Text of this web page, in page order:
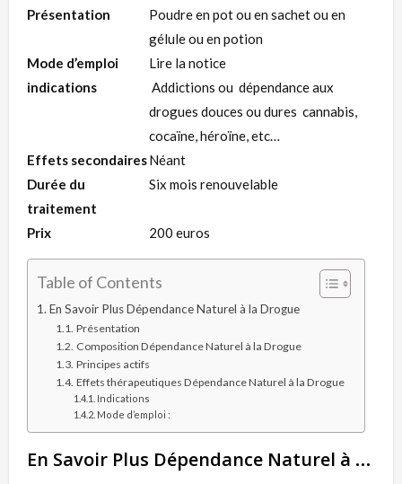
Présentation
Poudre en pot ou en sachet ou en
gélule ou en potion
Mode d’emploi
Lire la notice
indications
Addictions ou dépendance aux
drogues douces ou dures cannabis,
cocaïne, héroïne, etc…
Effets secondairesNéant
Durée du
traitement
Six mois renouvelable
Prix 200 euros
Table of Contents
En Savoir Plus Dépendance Naturel à la Drogue
Présentation
Composition Dépendance Naturel à la Drogue
Principes actifs
Effets thérapeutiques Dépendance Naturel à la Drogue
Indications
Mode d’emploi :
En Savoir Plus Dépendance Naturel à la Drogue